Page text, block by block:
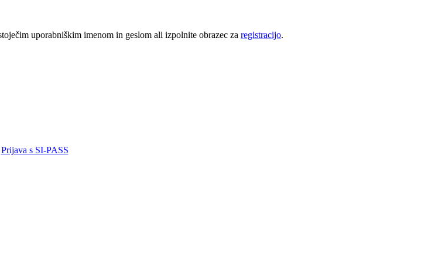
uporabniškim imenom in geslom ali izpolnite obrazec za registracijo.
Prijava s SI-PASS